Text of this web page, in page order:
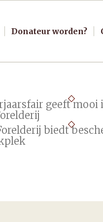
Donateur worden?
geeft mooi
biedt